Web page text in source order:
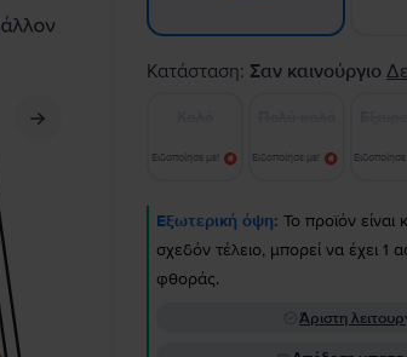
Κατάσταση: Σαν καινούργιο
Ειδοποίησε με! Ειδοποίησε με! Ειδοποίησε
Εξωτερική όψη: Το προϊόν είναι
σχεδόν τέλειο, μπορεί να έχει 1
φθοράς.
Άριστη